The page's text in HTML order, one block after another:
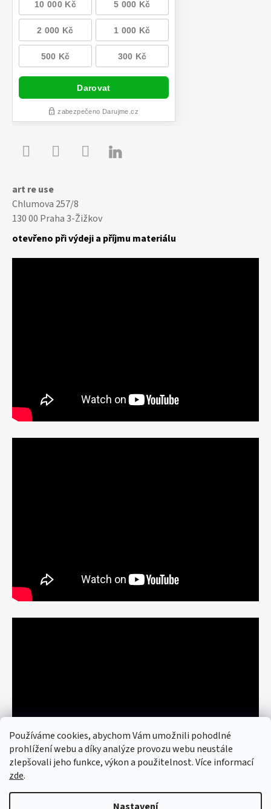
Používáme cookies, abychom Vám umožnili pohodlné
prohlížení webu a díky analýze provozu webu neustále
zlepšovali jeho funkce, výkon a použitelnost. Více informací
zde.

art re use
Chlumova 257/8
130 00 Praha 3-Žižkov
otevřeno při výdeji a příjmu materiálu